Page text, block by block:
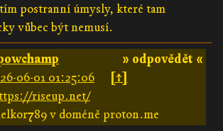
postranní úmysly, které tam
vůbec být nemusí.
» odpovědět «
06-01 01:25:06
[↑]
riseup.net/
v doméně proton.me